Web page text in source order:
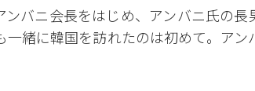
ンバニ会長をはじめ、アンバニ氏の
一緒に韓国を訪れたのは初めて。ア